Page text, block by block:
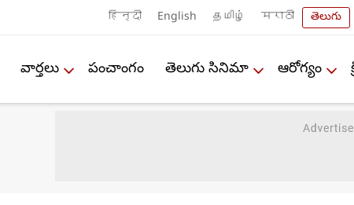
हिन्दी English தமிழ் मराठी తెలుగు
వార్తలు పంచాంగం తెలుగు సినిమా ఆరోగ్యం